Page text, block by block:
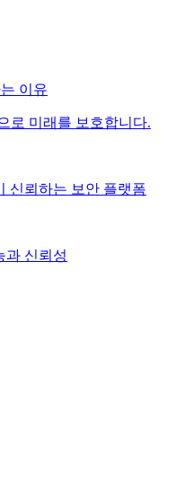
이유
로 미래를 보호합니다.
신뢰하는 보안 플랫폼
과 신뢰성